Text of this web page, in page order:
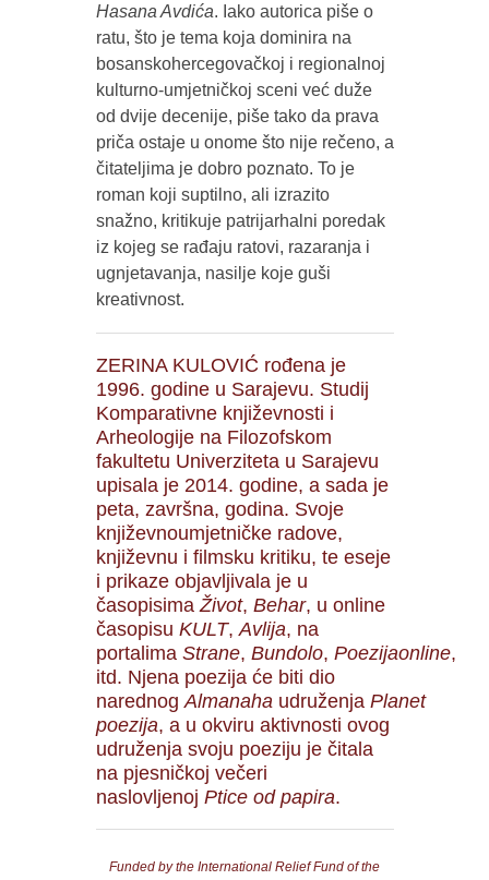
Hasana Avdića. Iako autorica piše o
ratu, što je tema koja dominira na
bosanskohercegovačkoj i regionalnoj
kulturno-umjetničkoj sceni već duže
od dvije decenije, piše tako da prava
priča ostaje u onome što nije rečeno, a
čitateljima je dobro poznato. To je
roman koji suptilno, ali izrazito
snažno, kritikuje patrijarhalni poredak
iz kojeg se rađaju ratovi, razaranja i
ugnjetavanja, nasilje koje guši
kreativnost.
ZERINA KULOVIĆ rođena je
1996. godine u Sarajevu. Studij
Komparativne književnosti i
Arheologije na Filozofskom
fakultetu Univerziteta u Sarajevu
upisala je 2014. godine, a sada je
peta, završna, godina. Svoje
književnoumjetničke radove,
književnu i filmsku kritiku, te eseje
i prikaze objavljivala je u
časopisima Život, Behar, u online
časopisu KULT, Avlija, na
portalima Strane, Bundolo, Poezijaonline,
itd. Njena poezija će biti dio
narednog Almanaha udruženja Planet
poezija, a u okviru aktivnosti ovog
udruženja svoju poeziju je čitala
na pjesničkoj večeri
naslovljenoj Ptice od papira.
Funded by the International Relief Fund of the